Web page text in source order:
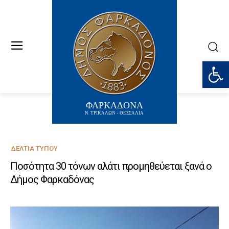
ΦΑΡΚΑΔΟΝΑ
Ν. ΤΡΙΚΑΛΩΝ - ΘΕΣΣΑΛΙΑ
ΔΕΛΤΊΑ ΤΎΠΟΥ
Ποσότητα 30 τόνων αλάτι προμηθεύεται ξανά ο
Δήμος Φαρκαδόνας